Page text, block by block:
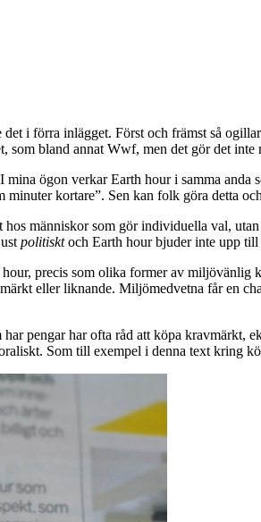
i förra inlägget. Först och främst så
som bland annat Wwf, men det gör det
ögon verkar Earth hour i samma anda
kortare”. Sen kan folk göra detta
människor som gör individuella val,
politisktoch Earth hour bjuder inte upp till
precis som olika former av
eller liknande. Miljömedvetna får en
pengar har ofta råd att köpa kravmärkt,
Som till exempel i denna text kring